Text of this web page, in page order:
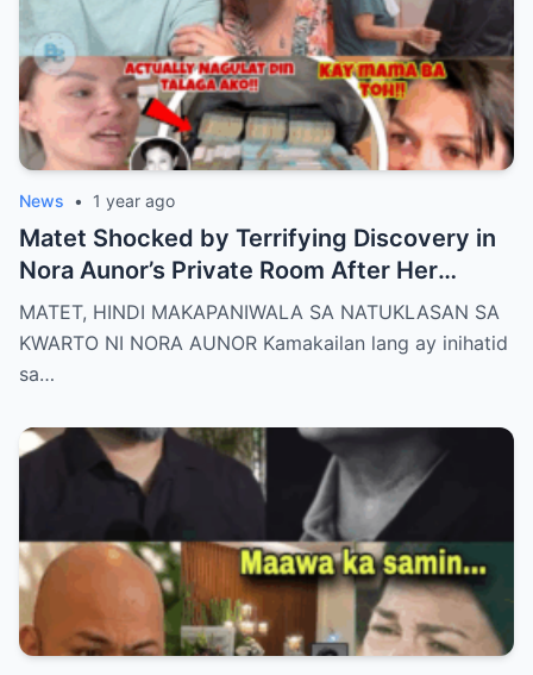
News • 1 year ago
Matet Shocked by Terrifying Discovery in
Nora Aunor’s Private Room After Her
De@th – The Whole Family Stunned by the
Unthinkable!
MATET, HINDI MAKAPANIWALA SA NATUKLASAN SA
KWARTO NI NORA AUNOR Kamakailan lang ay inihatid
sa…